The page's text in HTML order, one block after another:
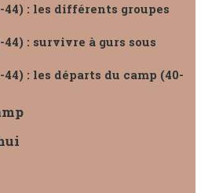
: les différents groupes
: survivre à gurs sous
: les départs du camp (40-